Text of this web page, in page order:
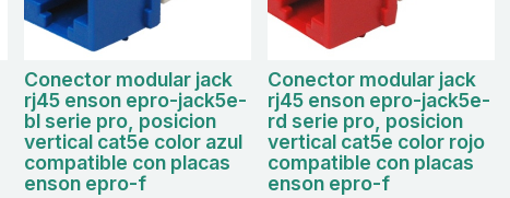
Conector modular jack
rj45 enson epro-jack5e-
bl serie pro, posicion
vertical cat5e color azul
compatible con placas
enson epro-f
Conector modular jack
rj45 enson epro-jack5e-
rd serie pro, posicion
vertical cat5e color rojo
compatible con placas
enson epro-f